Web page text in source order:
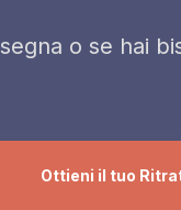
o se hai
Ottieni il tuo